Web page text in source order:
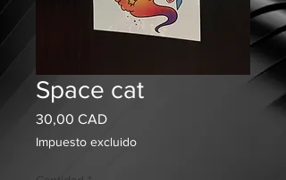
Space cat
30,00 CADPrecio
Impuesto excluido